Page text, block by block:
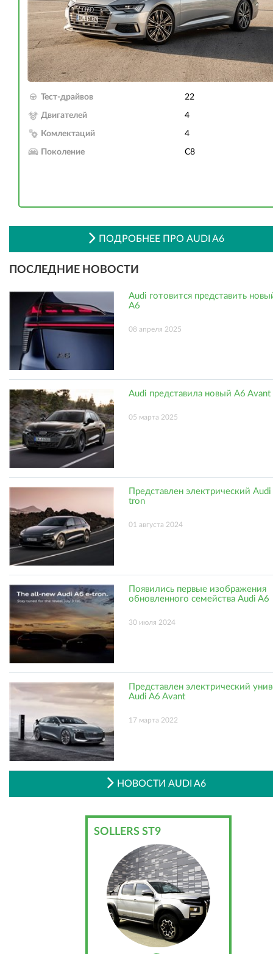
Тест-драйвов 22
Двигателей 4
Комлектаций 4
Поколение C8
ПОДРОБНЕЕ ПРО AUDI A6
ПОСЛЕДНИЕ НОВОСТИ
Audi готовится представить
A6
08 апреля 2025
Audi представила новый A6 Avant
05 марта 2025
Представлен электрический
tron
01 августа 2024
Появились первые изображения
обновленного семейства Audi A6
30 июля 2024
Представлен электрический
Audi A6 Avant
17 марта 2022
НОВОСТИ AUDI A6
SOLLERS ST9